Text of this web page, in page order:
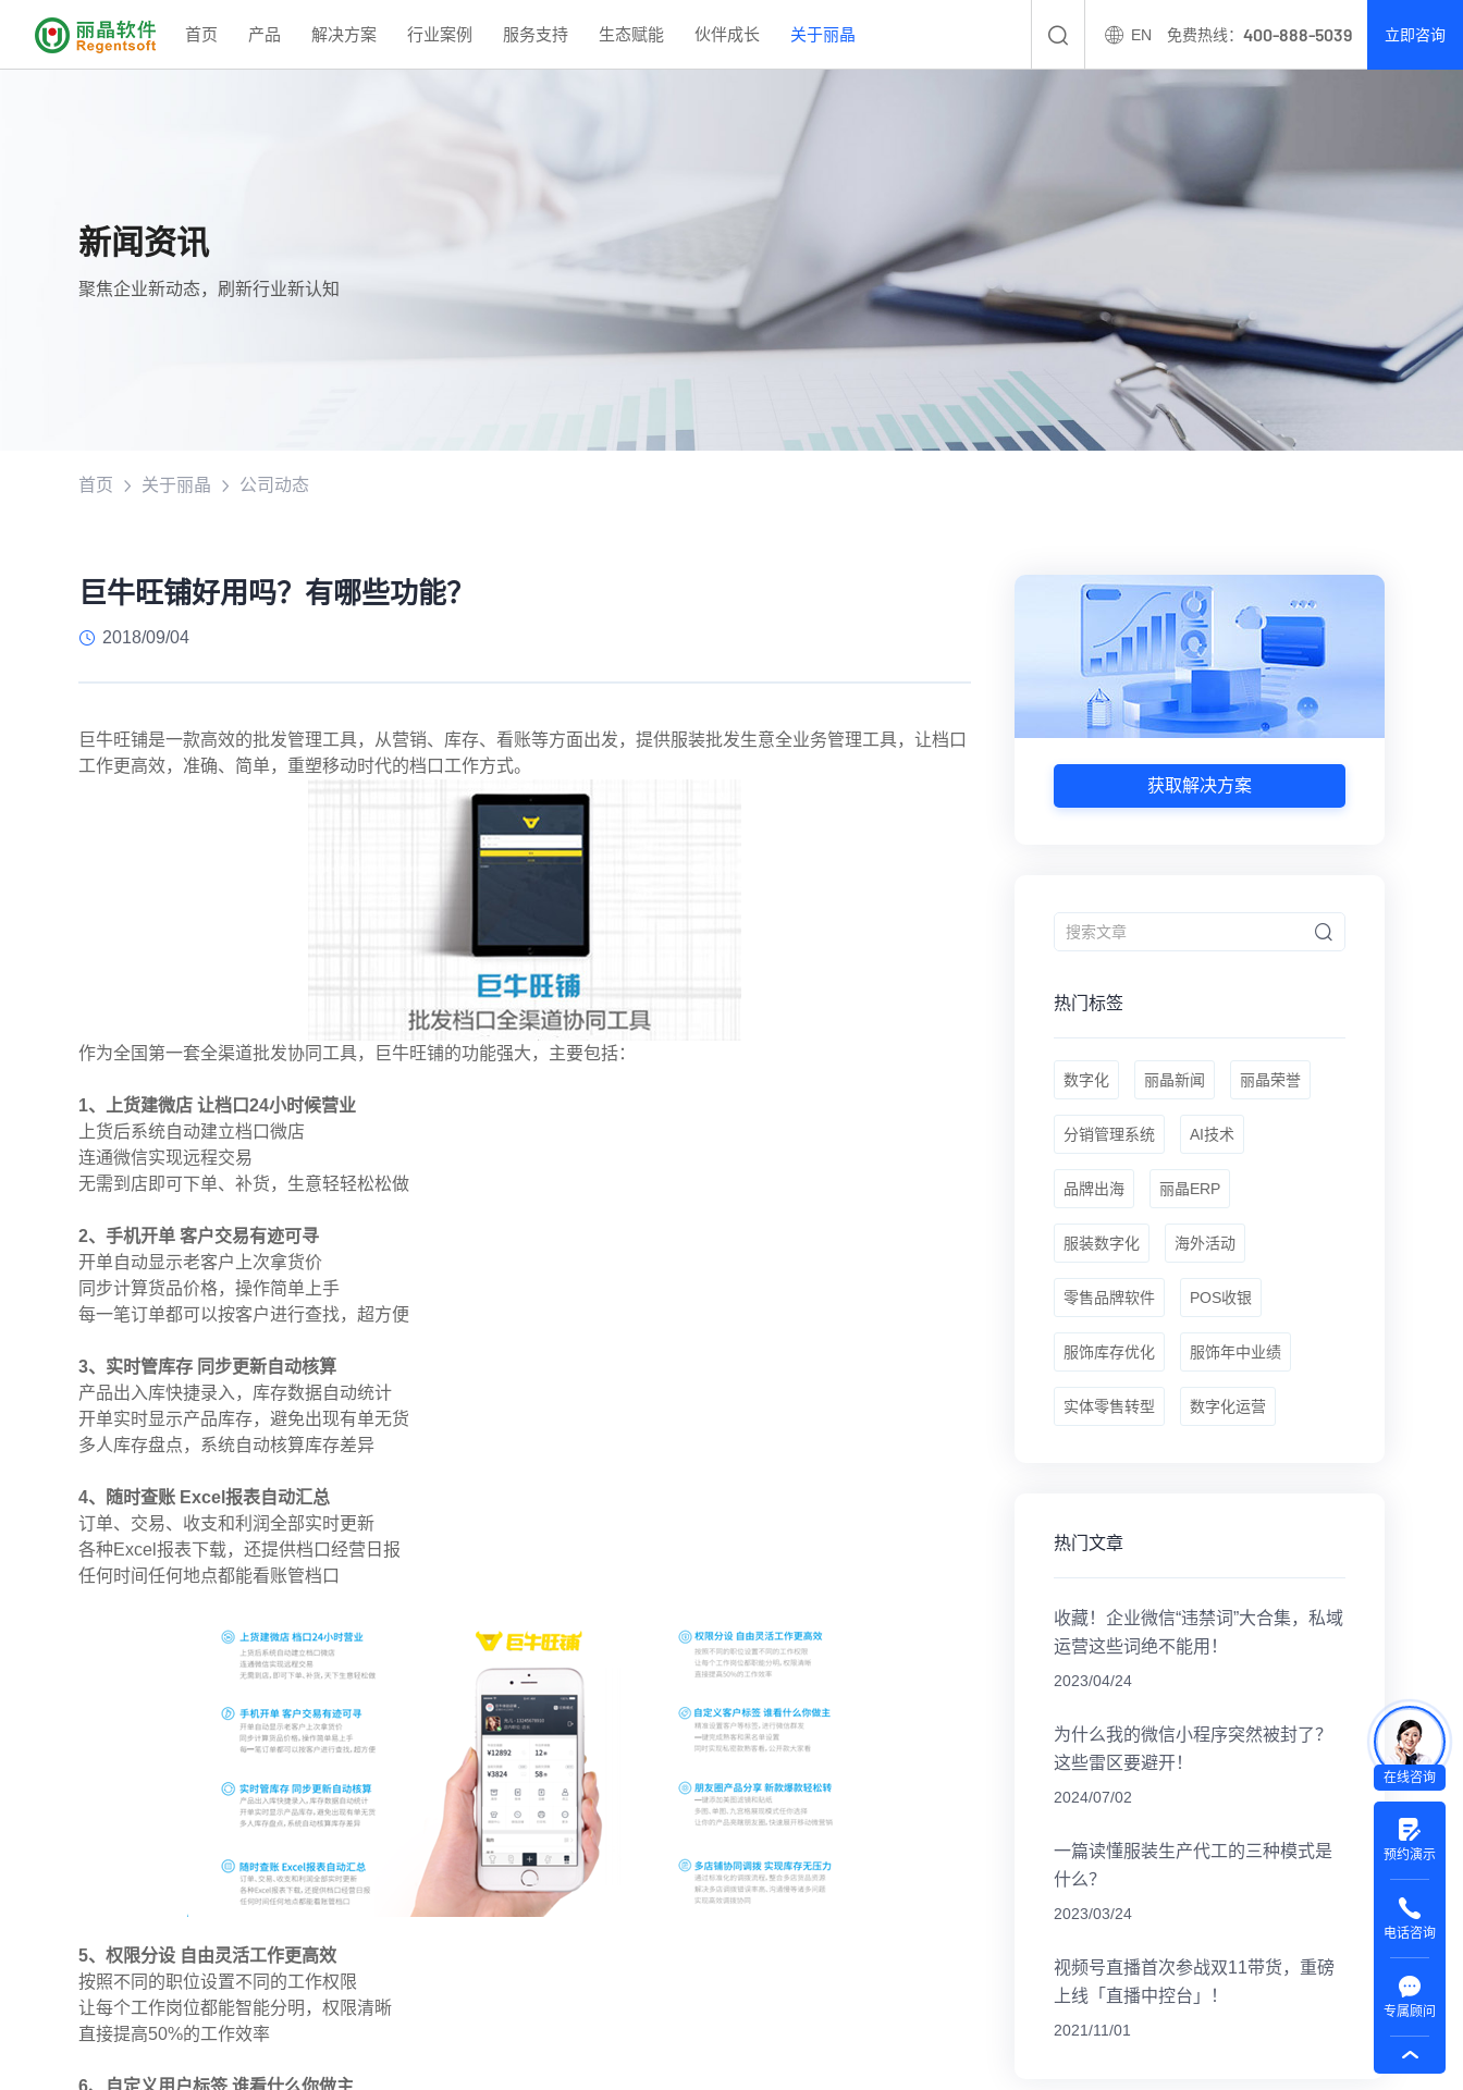
立即咨询
免费热线： 400-888-5039
EN
首页 产品 解决方案 行业案例 服务支持 生态赋能 伙伴成长 关于丽晶
新闻资讯
聚焦企业新动态，刷新行业新认知
首页 关于丽晶 公司动态
巨牛旺铺好用吗？有哪些功能？
2018/09/04
巨牛旺铺是一款高效的批发管理工具，从营销、库存、看账等方面出发，提供服装批发生意全业务管理工具，让档口
工作更高效，准确、简单，重塑移动时代的档口工作方式。
作为全国第一套全渠道批发协同工具，巨牛旺铺的功能强大，主要包括：
1、上货建微店 让档口24小时候营业
上货后系统自动建立档口微店
连通微信实现远程交易
无需到店即可下单、补货，生意轻轻松松做
2、手机开单 客户交易有迹可寻
开单自动显示老客户上次拿货价
同步计算货品价格，操作简单上手
每一笔订单都可以按客户进行查找，超方便
3、实时管库存 同步更新自动核算
产品出入库快捷录入，库存数据自动统计
开单实时显示产品库存，避免出现有单无货
多人库存盘点，系统自动核算库存差异
4、随时查账 Excel报表自动汇总
订单、交易、收支和利润全部实时更新
各种Excel报表下载，还提供档口经营日报
任何时间任何地点都能看账管档口
5、权限分设 自由灵活工作更高效
按照不同的职位设置不同的工作权限
让每个工作岗位都能智能分明，权限清晰
直接提高50%的工作效率
6、自定义用户标签 谁看什么你做主
获取解决方案
热门标签
数字化 丽晶新闻 丽晶荣誉
分销管理系统 AI技术
品牌出海 丽晶ERP
服装数字化 海外活动
零售品牌软件 POS收银
服饰库存优化 服饰年中业绩
实体零售转型 数字化运营
热门文章
收藏！企业微信“违禁词”大合集，私域
运营这些词绝不能用！
2023/04/24
为什么我的微信小程序突然被封了？
这些雷区要避开！
2024/07/02
一篇读懂服装生产代工的三种模式是
什么？
2023/03/24
视频号直播首次参战双11带货，重磅
上线「直播中控台」！
2021/11/01
在线咨询
预约演示
电话咨询
专属顾问